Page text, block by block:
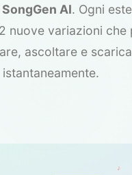
SongGen AI. Ogni
nuove variazioni che
ascoltare e
istantaneamente.
♪